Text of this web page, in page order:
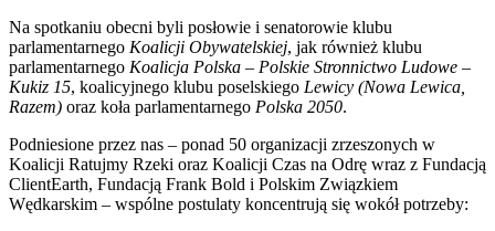
Na spotkaniu obecni byli posłowie i senatorowie klubu
parlamentarnego Koalicji Obywatelskiej, jak również klubu
parlamentarnego Koalicja Polska – Polskie Stronnictwo Ludowe –
Kukiz 15, koalicyjnego klubu poselskiego Lewicy (Nowa Lewica,
Razem) oraz koła parlamentarnego Polska 2050.
Podniesione przez nas – ponad 50 organizacji zrzeszonych w
Koalicji Ratujmy Rzeki oraz Koalicji Czas na Odrę wraz z Fundacją
ClientEarth, Fundacją Frank Bold i Polskim Związkiem
Wędkarskim – wspólne postulaty koncentrują się wokół potrzeby: